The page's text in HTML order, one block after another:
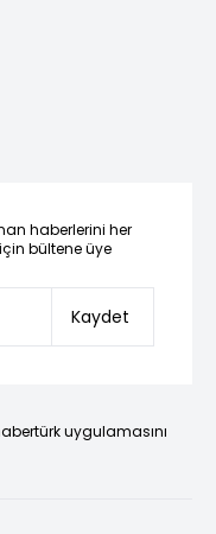
haberlerini her
bültene üye
Kaydet
uygulamasını